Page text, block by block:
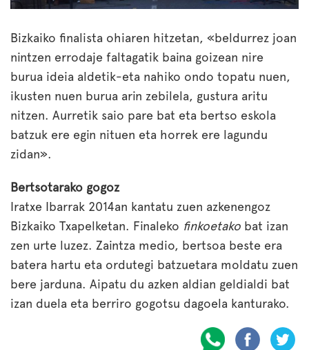
Bizkaiko finalista ohiaren hitzetan, «beldurrez joan
nintzen errodaje faltagatik baina goizean nire
burua ideia aldetik-eta nahiko ondo topatu nuen,
ikusten nuen burua arin zebilela, gustura aritu
nitzen. Aurretik saio pare bat eta bertso eskola
batzuk ere egin nituen eta horrek ere lagundu
zidan».
Bertsotarako gogoz
Iratxe Ibarrak 2014an kantatu zuen azkenengoz
Bizkaiko Txapelketan. Finaleko finkoetako bat izan
zen urte luzez. Zaintza medio, bertsoa beste era
batera hartu eta ordutegi batzuetara moldatu zuen
bere jarduna. Aipatu du azken aldian geldialdi bat
izan duela eta berriro gogotsu dagoela kanturako.